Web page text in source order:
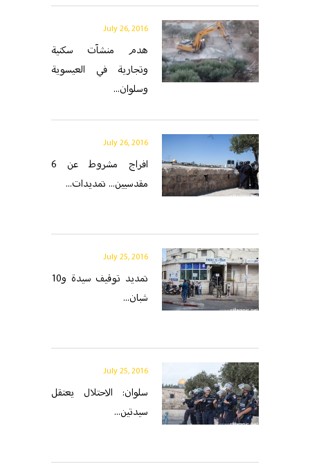
July 26, 2016
هدم منشآت سكنية
وتجارية في العيسوية
وسلوان...
July 26, 2016
افراج مشروط عن 6
مقدسيين... تمديدات...
July 25, 2016
تمديد توقيف سيدة و10
شبان...
July 25, 2016
سلوان: الاحتلال يعتقل
سيدتين...